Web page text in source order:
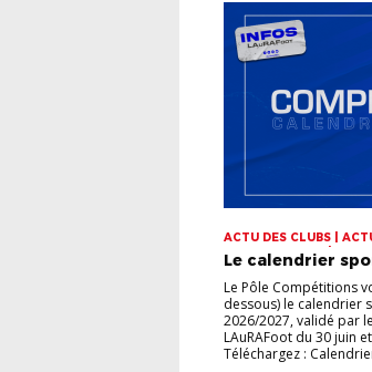
ACTU DES CLUBS |
CHAMPIONNATS |
Le calendrier
Le Pôle Compétitions
dessous) le calendrier
2026/2027, validé par
LAuRAFoot du 30 juin
Téléchargez :